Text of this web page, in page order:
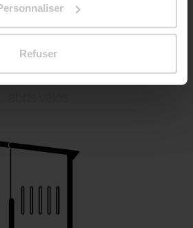
Refuser
VELO